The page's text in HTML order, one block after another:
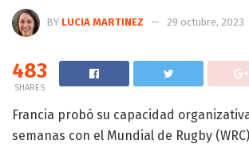
BY LUCIA MARTINEZ 29 octubre, 2023
483
SHARES
Francia probó su capacidad
semanas con el Mundial de Rugby